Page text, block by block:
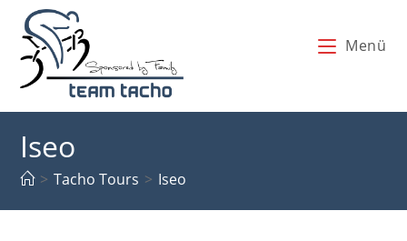
Inhalt
springen
Menü
Iseo
> Tacho Tours > Iseo